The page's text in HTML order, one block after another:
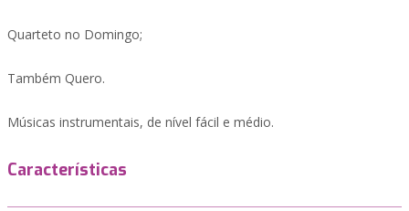
Quarteto no Domingo;
Também Quero.
Músicas instrumentais, de nível fácil e médio.
Características